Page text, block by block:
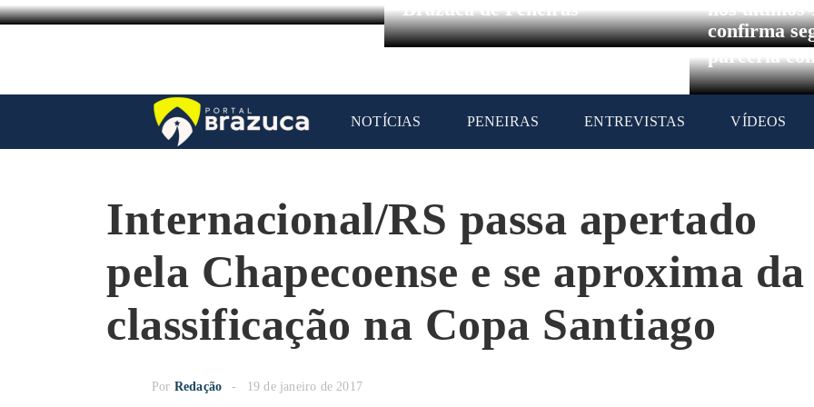
Brazuca de Peneiras nos últimos
confirma
parceria
NOTÍCIAS PENEIRAS ENTREVISTAS VÍDEOS
Internacional/RS passa apertado
pela Chapecoense e se aproxima da
classificação na Copa Santiago
Por Redação 19 de janeiro de 2017